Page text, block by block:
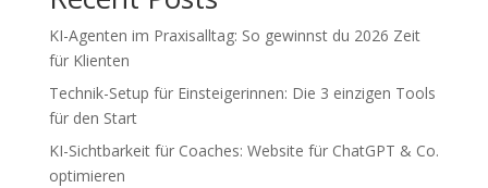
KI-Agenten im Praxisalltag: So gewinnst du 2026 Zeit
für Klienten
Technik-Setup für Einsteigerinnen: Die 3 einzigen Tools
für den Start
KI-Sichtbarkeit für Coaches: Website für ChatGPT & Co.
optimieren